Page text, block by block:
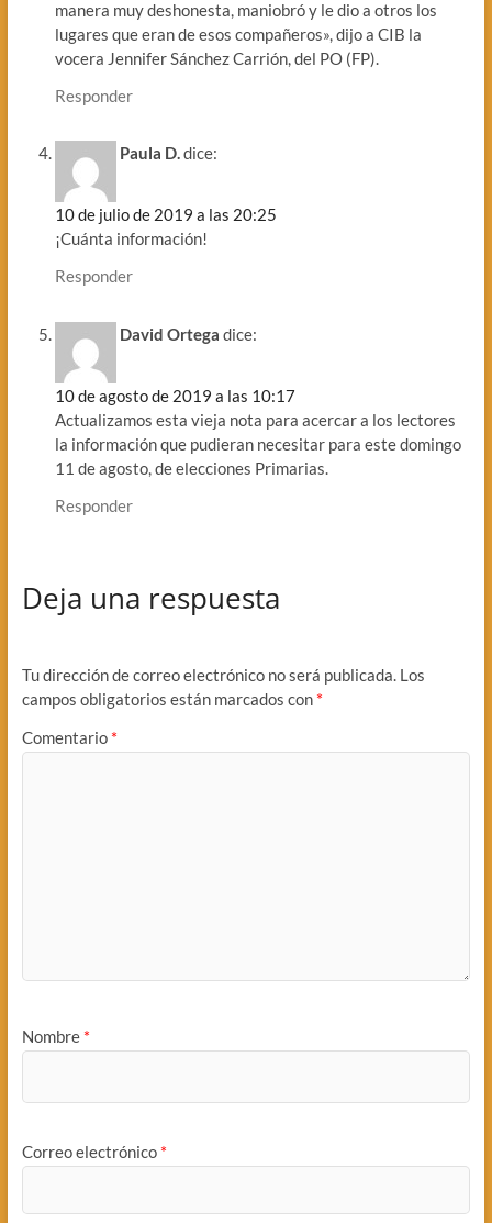
manera muy deshonesta, maniobró y le dio a otros los
lugares que eran de esos compañeros», dijo a CIB la
vocera Jennifer Sánchez Carrión, del PO (FP).
Responder
Paula D.dice:
10 de julio de 2019 a las 20:25
¡Cuánta información!
Responder
David Ortega dice:
10 de agosto de 2019 a las 10:17
Actualizamos esta vieja nota para acercar a los lectores
la información que pudieran necesitar para este domingo
11 de agosto, de elecciones Primarias.
Responder
Deja una respuesta
Tu dirección de correo electrónico no será publicada. Los
campos obligatorios están marcados con *
Comentario *
Nombre *
Correo electrónico *